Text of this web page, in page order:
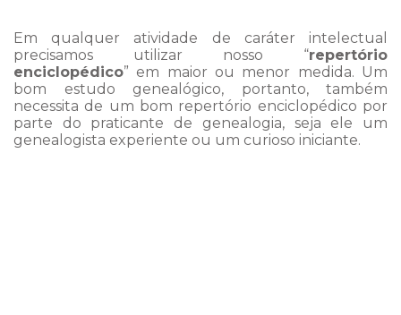
Em qualquer atividade de caráter intelectual
precisamos utilizar nosso “repertório
enciclopédico” em maior ou menor medida. Um
bom estudo genealógico, portanto, também
necessita de um bom repertório enciclopédico por
parte do praticante de genealogia, seja ele um
genealogista experiente ou um curioso iniciante.